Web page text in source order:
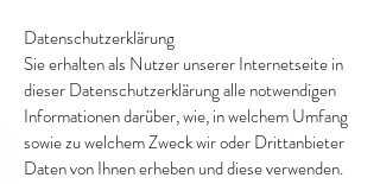
Datenschutzerklärung
Sie erhalten als Nutzer unserer Internetseite in
dieser Datenschutzerklärung alle notwendigen
Informationen darüber, wie, in welchem Umfang
sowie zu welchem Zweck wir oder Drittanbieter
Daten von Ihnen erheben und diese verwenden.